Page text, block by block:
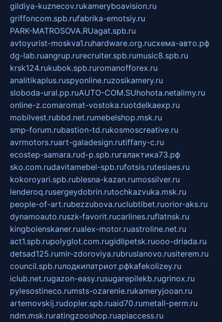
gildiya-kuznecov.rukameryboavision.ru
griffoncom.spb.rufabrika-emotsiy.ru
PARK-MATROSOVA.RUagat.spb.ru
avtoyurist-moskva1.ruhardware.org.ruсхема-авто.рф
dg-lab.ruangrup.rurecruiter.spb.rumusic8.spb.ru
krsk124.rukubok.spb.ruromanofforex.ru
analitikaplus.ruspyonline.ruzosikamery.ru
sloboda-ural.pp.ruAUTO-COM.SUhohota.netalimy.ru
online-z.comaromat-vostoka.ruotdelkaexp.ru
mobilvest.rubbd.net.rumebelshop.msk.ru
smp-forum.rubastion-td.rukosmoscreative.ru
avrmotors.ruart-galadesign.rutiffany-c.ru
ecostep-samara.rud-p.spb.ruгалактика73.рф
sko.com.rudavitamebel-spb.rufotsis.rutesiaes.ru
kokoroyari.spb.rublesna-kazan.rumossilver.ru
lenderoq.rusergeydobrin.rutochkazvuka.msk.ru
people-of-art.rubezzubova.ruclubtibet.ruorior-aks.ru
dynamoauto.ruszk-favorit.rucarlines.ruflatnsk.ru
kingbolenskaner.rualex-motor.ruastroline.net.ru
act1.spb.rupolyglot.com.rugidlipetsk.ruooo-driada.ru
detsad125.rumir-zdoroviya.rubruslanovo.rusiterem.ru
council.spb.ruлодкипатриот.рфkafekolizey.ru
iclub.net.rugazon-easy.rusugarepilekb.rugrinox.ru
pylesostineco.rumsts-ozarenie.rukameryjooan.ru
artemovskij.rudopler.spb.ruaid70.rumetall-perm.ru
ndm.msk.ruratingzooshop.ruapiaccess.ru